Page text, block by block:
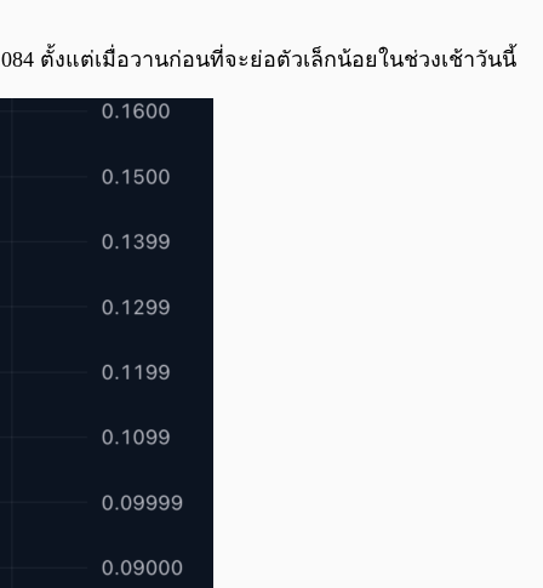
ตั้งแต่เมื่อวานก่อนที่จะย่อตัวเล็กน้อยในช่วงเช้าวันนี้